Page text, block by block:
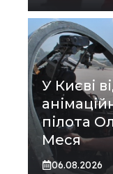
У Києві
пілота
Меся
06.08.2026